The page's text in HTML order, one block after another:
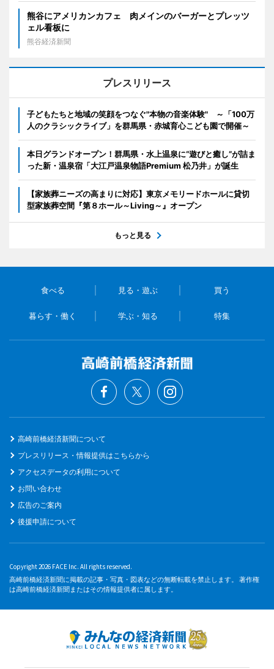
熊谷にアメリカンカフェ 肉メインのバーガーとプレッツ
ェル看板に
熊谷経済新聞
プレスリリース
子どもたちと地域の笑顔をつなぐ"本物の音楽体験" ～「100万
人のクラシックライブ」を群馬県・赤城育心こども園で開催～
本日グランドオープン！群馬県・水上温泉に“遊びと癒し”が詰ま
った新・温泉宿「大江戸温泉物語Premium 松乃井」が誕生
【家族葬ニーズの高まりに対応】東京メモリードホールに貸切
型家族葬空間『第８ホール～Living～』オープン
もっと見る
食べる 見る・遊ぶ 買う
暮らす・働く 学ぶ・知る 特集
高崎前橋経済新聞について
プレスリリース・情報提供はこちらから
アクセスデータの利用について
お問い合わせ
広告のご案内
後援申請について
Copyright 2026 FACE Inc. All rights reserved.
高崎前橋経済新聞に掲載の記事・写真・図表などの無断転載を禁止します。 著作権
は高崎前橋経済新聞またはその情報提供者に属します。